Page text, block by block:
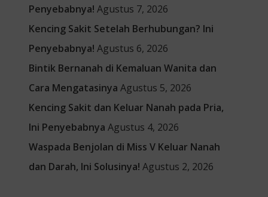
Penyebabnya! Agustus 7, 2026
Kencing Sakit Setelah Berhubungan? Ini
Penyebabnya! Agustus 6, 2026
Bintik Bernanah di Kemaluan Wanita dan
Cara Mengatasinya Agustus 5, 2026
Kencing Sakit dan Keluar Nanah pada Pria,
Ini Penyebabnya Agustus 4, 2026
Waspada Benjolan di Miss V Keluar Nanah
dan Darah, Ini Solusinya! Agustus 2, 2026